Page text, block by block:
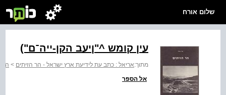
שלום אורח
עין קומש ‭בעין"^‬ הקן-ייה־ם‭("‬
מתוך:אריאל : כתב עת לידיעת ארץ ישראל - הר הזיתים > הר
אל הספר